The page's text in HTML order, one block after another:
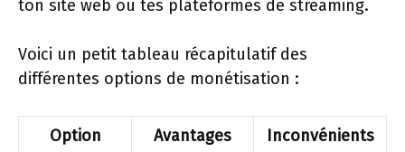
ton site web ou tes plateformes de streaming.
Voici un petit tableau récapitulatif des
différentes options de monétisation :
Option Avantages Inconvénients